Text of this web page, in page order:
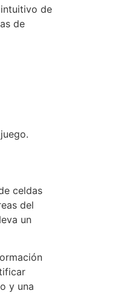
de
de
celdas
del
un
y una